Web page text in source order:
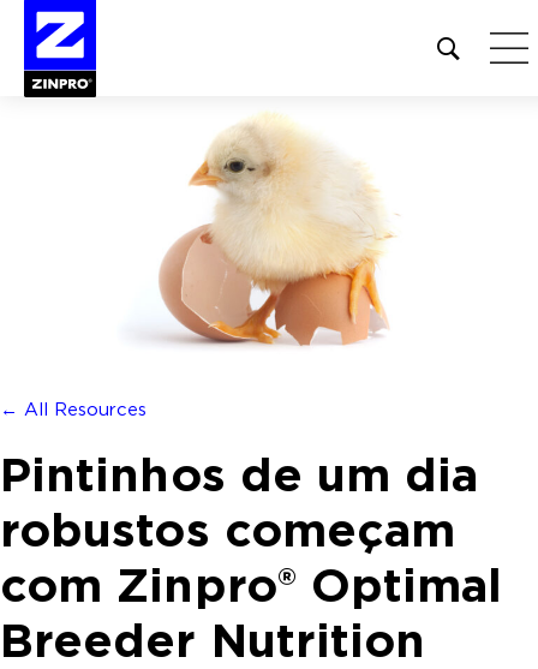
Open
site
← All Resources
Pintinhos de um dia
robustos começam
com Zinpro® Optimal
Breeder Nutrition